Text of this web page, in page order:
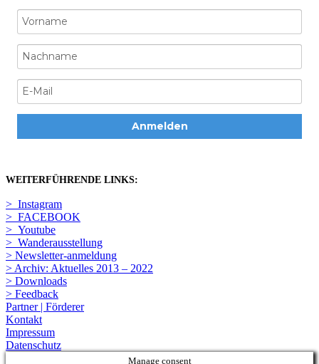
Anmelden
WEITERFÜHRENDE LINKS:
> Instagram
> FACEBOOK
> Youtube
> Wanderausstellung
> Newsletter-anmeldung
> Archiv: Aktuelles 2013 – 2022
> Downloads
> Feedback
Partner | Förderer
Kontakt
Impressum
Datenschutz
Manage consent